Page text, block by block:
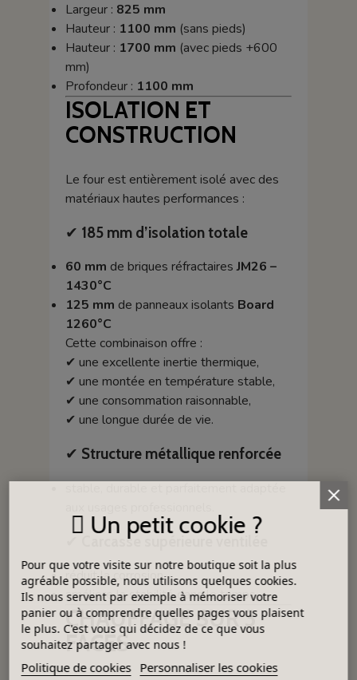
Largeur : 825 mm
Hauteur : 1100 mm (sans pieds)
Hauteur : 1700 mm (avec pieds +600
mm)
Profondeur : 1100 mm
ISOLATION ET
CONSTRUCTION
Le four est entièrement isolé avec des
matériaux hautes performances :
✔ 185 mm d’isolation totale
60 mm de briques réfractairesJM26 –
1430°C
125 mm de panneaux isolants Board
1260°C
Cette combinaison offre :
✔ une excellente inertie thermique,
✔ une montée en température stable,
✔ une consommation raisonnable,
✔ une longue durée de vie.
✔ Structure métallique renforcée
Carcasse supérieure ventilée
réduit la corrosion,
améliore la stabilité dans le temps.
CHAUFFAGE SUR 3
FACES
Un petit cookie ?
Pour que votre visite sur notre boutique soit la plus
agréable possible, nous utilisons quelques cookies.
Ils nous servent par exemple à mémoriser votre
panier ou à comprendre quelles pages vous plaisent
le plus. C'est vous qui décidez de ce que vous
souhaitez partager avec nous !
Politique de cookies Personnaliser les cookies